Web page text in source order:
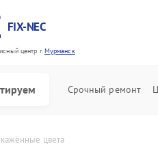
FIX-NEC
центр г.Мурманск
Срочный ремонт
цвета